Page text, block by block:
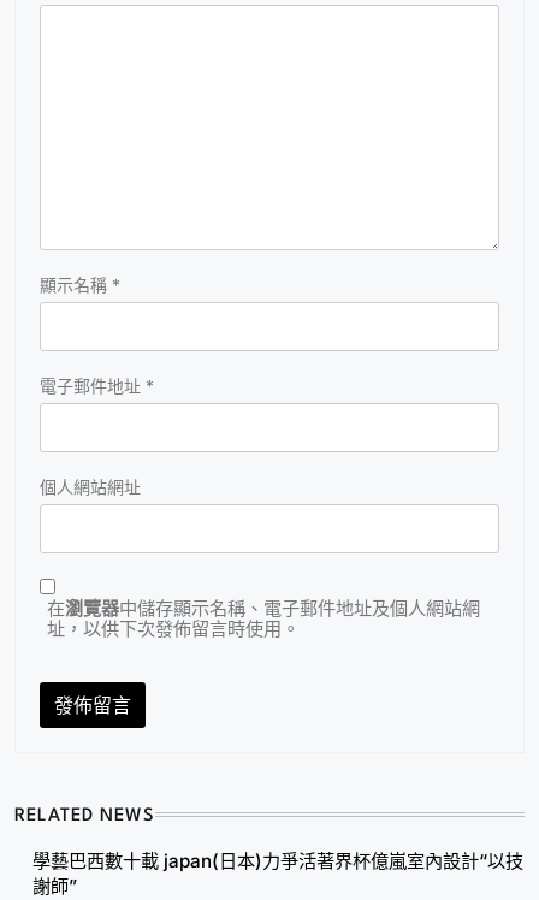
顯示名稱 *
電子郵件地址 *
個人網站網址
在瀏覽器中儲存顯示名稱、電子郵件地址及個人網站網
址，以供下次發佈留言時使用。
RELATED NEWS
學藝巴西數十載 japan(日本)力爭活著界杯億嵐室內設計“以技
謝師”